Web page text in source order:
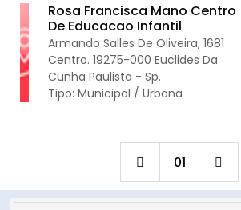
Rosa Francisca Mano Centro
De Educacao Infantil
Armando Salles De Oliveira, 1681
Centro. 19275-000 Euclides Da
Cunha Paulista - Sp.
Tipo: Municipal / Urbana
01